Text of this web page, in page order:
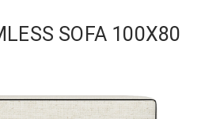
SOFA 100X80